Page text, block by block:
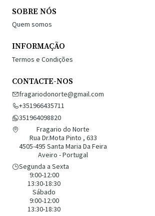
SOBRE NÓS
Quem somos
INFORMAÇÃO
Termos e Condições
CONTACTE-NOS
fragariodonorte@gmail.com
+351966435711
351964098820
Fragario do Norte
Rua Dr.Mota Pinto , 633
4505-495 Santa Maria Da Feira
Aveiro - Portugal
Segunda a Sexta
9:00-12:00
13:30-18:30
Sábado
9:00-12:00
13:30-18:30